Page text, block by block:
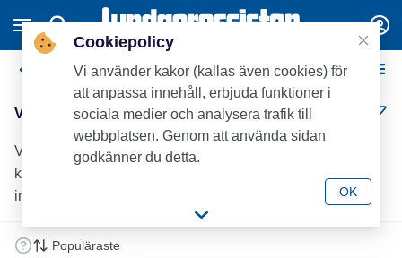
Viega Temponox pressdelar XL
Viega Temponox pressdelar XL (14)
Viega Temponox XL-pressrördelar i rostfritt stål med
kompakta byggmått. Hög kvalitet, hållbarhet och enkel
installation för effektiva VVS-lösningar.
Cookiepolicy
Vi använder kakor (kallas även cookies) för
att anpassa innehåll, erbjuda funktioner i
sociala medier och analysera trafik till
webbplatsen. Genom att använda sidan
godkänner du detta.
OK